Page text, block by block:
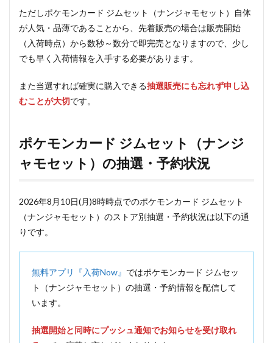
ただしポケモンカード ジムセット（ナンジャモセット）自体
が人気・品薄であることから、先着販売の場合は販売開始
（入荷時点）から数秒～数分で即完売となりますので、少し
でも早く入荷情報を入手する必要があります。
また当選すれば確実に購入できる抽選販売にも忘れず申し込
むことが大切です。
ポケモンカード ジムセット（ナンジ
ャモセット）の抽選・予約状況
2026年8月10日(月)8時時点でのポケモンカード ジムセット
（ナンジャモセット）のストア別抽選・予約状況は以下の通
りです。
無料アプリ『入荷Now』 ではポケモンカード ジムセッ
ト（ナンジャモセット）の抽選・予約情報を配信して
います。
抽選開始と同時にプッシュ通知でお知らせを受け取れ